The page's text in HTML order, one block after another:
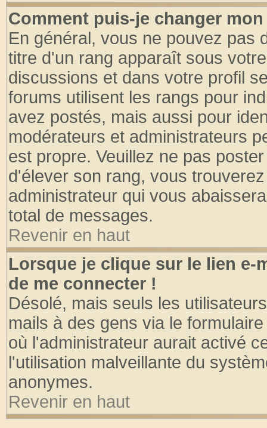
Comment puis-je changer
En général, vous ne pouvez pas
titre d'un rang apparaît sous
discussions et dans votre profil
forums utilisent les rangs pour
avez postés, mais aussi pour
modérateurs et administrateurs
est propre. Veuillez ne pas
d'élever son rang, vous
administrateur qui vous
total de messages.
Revenir en haut
Lorsque je clique sur le lien e-
de me connecter !
Désolé, mais seuls les
mails à des gens via le
où l'administrateur aurait activé
l'utilisation malveillante du
anonymes.
Revenir en haut